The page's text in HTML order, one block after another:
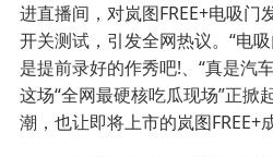
进直播间，对岚图FREE+电吸
开关测试，引发全网热议。“电
是提前录好的作秀吧!、“真是汽
这场“全网最硬核吃瓜现场”正掀
潮，也让即将上市的岚图FREE+